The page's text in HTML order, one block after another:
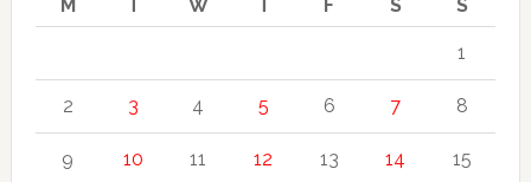
M W F S S
1
2 3 4 5 6 7 8
9 10 11 12 13 14 15